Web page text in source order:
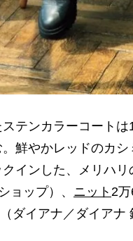
テンカラーコート
鮮やかレッドのカ
インした、メリハリ
ョップ）、 ニット 2万
ダイアナ／ダイア